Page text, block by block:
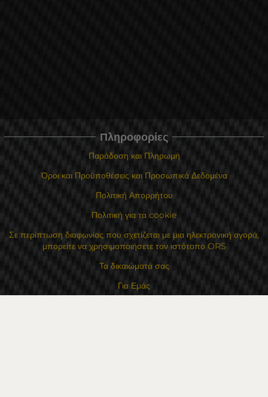
Πληροφορίες
Παράδοση και Πληρωμή
Όροι και Προϋποθέσεις και Προσωπικά Δεδομένα
Πολιτική Απορρήτου
Πολιτική για τα cookie
Σε περίπτωση διαφωνίας που σχετίζεται με μια ηλεκτρονική αγορά,
μπορείτε να χρησιμοποιήσετε τον ιστότοπο ORS
Τα δικαιώματά σας
Για Εμάς